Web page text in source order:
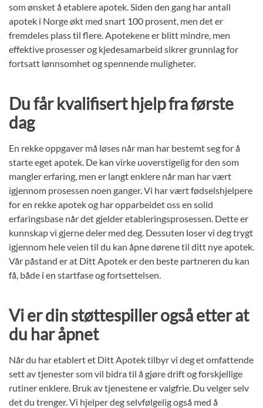
som ønsket å etablere apotek. Siden den gang har antall
apotek i Norge økt med snart 100 prosent, men det er
fremdeles plass til flere. Apotekene er blitt mindre, men
effektive prosesser og kjedesamarbeid sikrer grunnlag for
fortsatt lønnsomhet og spennende muligheter.
Du får kvalifisert hjelp fra første
dag
En rekke oppgaver må løses når man har bestemt seg for å
starte eget apotek. De kan virke uoverstigelig for den som
mangler erfaring, men er langt enklere når man har vært
igjennom prosessen noen ganger. Vi har vært fødselshjelpere
for en rekke apotek og har opparbeidet oss en solid
erfaringsbase når det gjelder etableringsprosessen. Dette er
kunnskap vi gjerne deler med deg. Dessuten loser vi deg trygt
igjennom hele veien til du kan åpne dørene til ditt nye apotek.
Vår påstand er at Ditt Apotek er den beste partneren du kan
få, både i en startfase og fortsettelsen.
Vi er din støttespiller også etter at
du har åpnet
Når du har etablert et Ditt Apotek tilbyr vi deg et omfattende
sett av tjenester som vil bidra til å gjøre drift og forskjellige
rutiner enklere. Bruk av tjenestene er valgfrie. Du velger selv
det du trenger. Vi hjelper deg selvfølgelig også med å